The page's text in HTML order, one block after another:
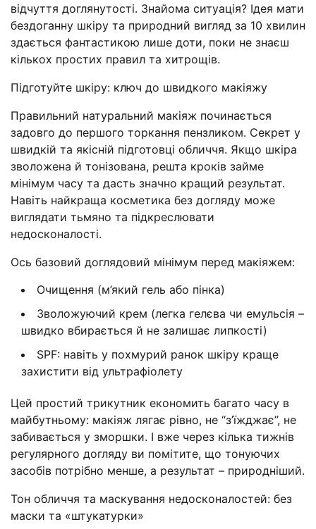
відчуття доглянутості. Знайома ситуація? Ідея мати
бездоганну шкіру та природний вигляд за 10 хвилин
здається фантастикою лише доти, поки не знаєш
кількох простих правил та хитрощів.
Підготуйте шкіру: ключ до швидкого макіяжу
Правильний натуральний макіяж починається
задовго до першого торкання пензликом. Секрет у
швидкій та якісній підготовці обличчя. Якщо шкіра
зволожена й тонізована, решта кроків займе
мінімум часу та дасть значно кращий результат.
Навіть найкраща косметика без догляду може
виглядати тьмяно та підкреслювати
недосконалості.
Ось базовий доглядовий мінімум перед макіяжем:
Очищення (м’який гель або пінка)
Зволожуючий крем (легка гелєва чи емульсія –
швидко вбирається й не залишає липкості)
SPF: навіть у похмурий ранок шкіру краще
захистити від ультрафіолету
Цей простий трикутник економить багато часу в
майбутньому: макіяж лягає рівно, не “з’їжджає”, не
забивається у зморшки. І вже через кілька тижнів
регулярного догляду ви помітите, що тонуючих
засобів потрібно менше, а результат – природніший.
Тон обличчя та маскування недосконалостей: без
маски та «штукатурки»